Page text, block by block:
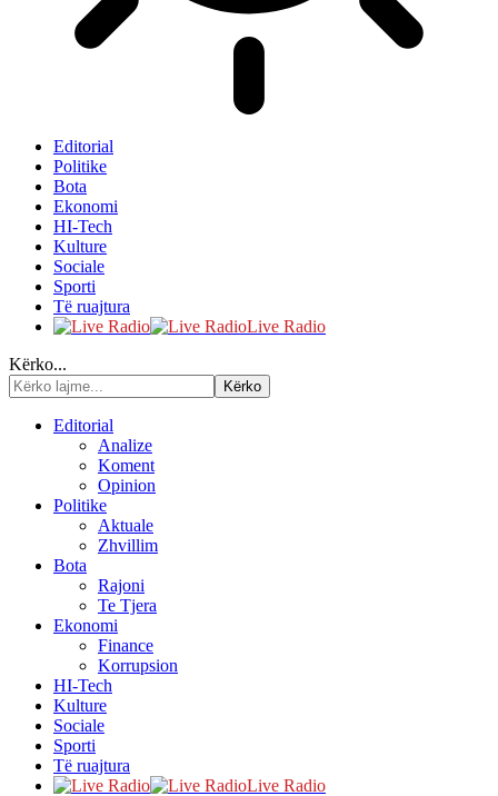
Editorial
Politike
Bota
Ekonomi
HI-Tech
Kulture
Sociale
Sporti
Të ruajtura
Live Radio
Kërko...
Editorial
Analize
Koment
Opinion
Politike
Aktuale
Zhvillim
Bota
Rajoni
Te Tjera
Ekonomi
Finance
Korrupsion
HI-Tech
Kulture
Sociale
Sporti
Të ruajtura
Live Radio